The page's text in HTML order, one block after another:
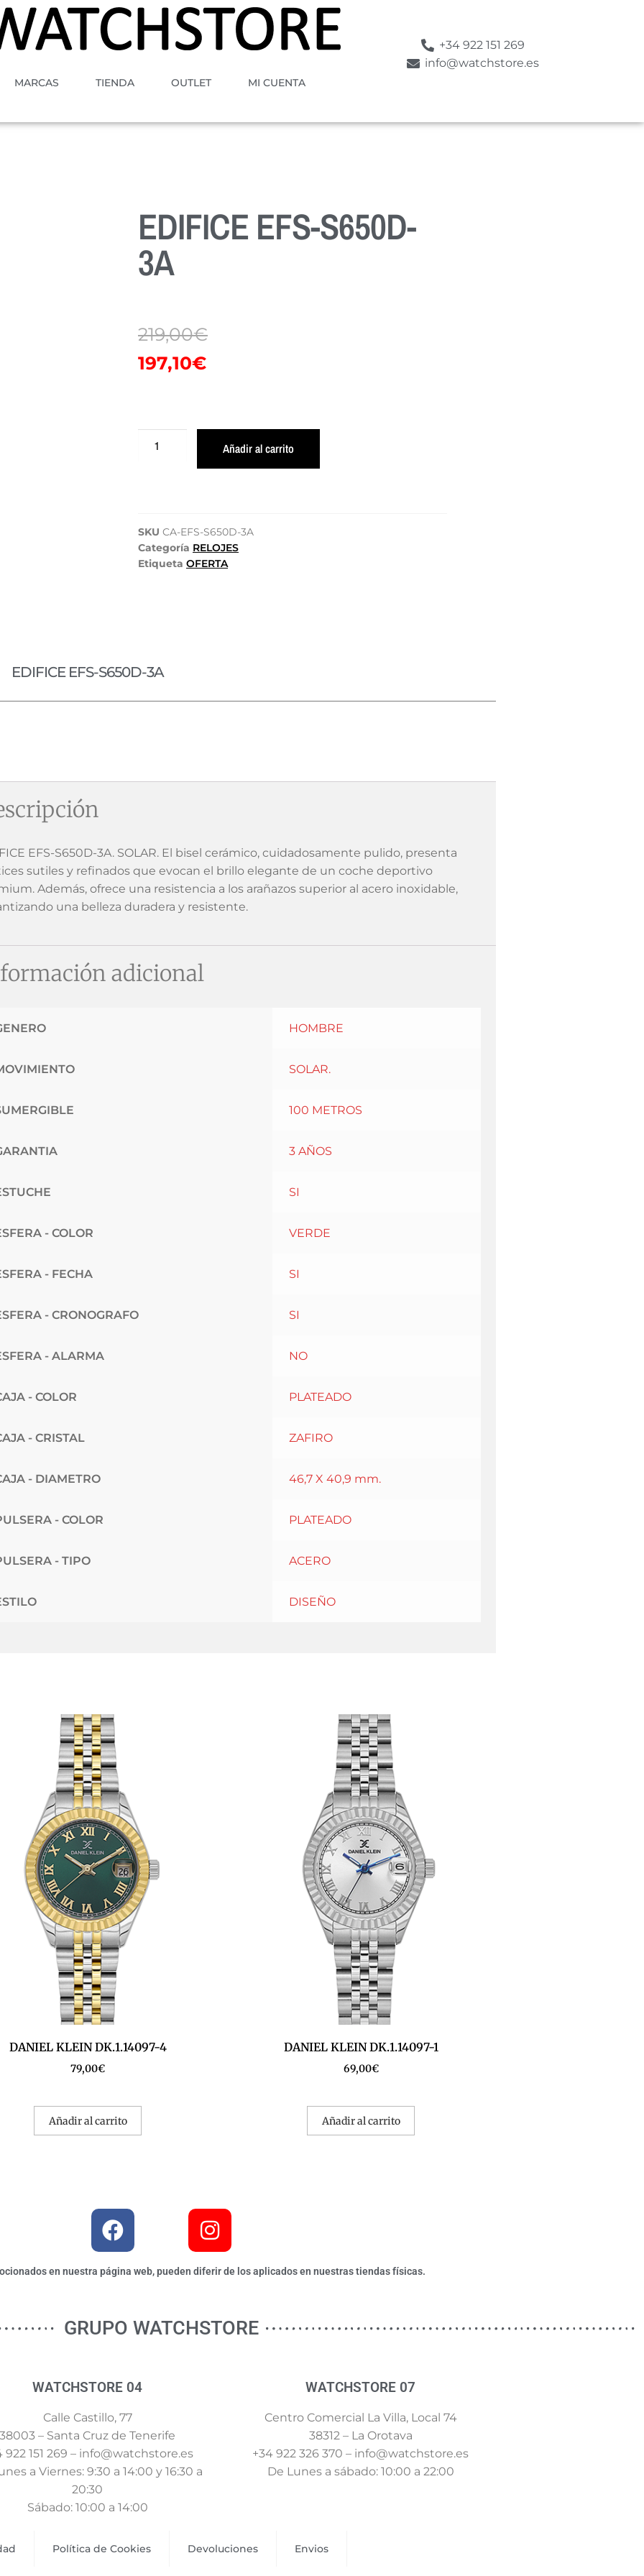
MARCAS TIENDA OUTLET MI CUENTA
+34 922 151 269
info@watchstore.es
EDIFICE EFS-S650D-
3A
219,00€
197,10€
Añadir al carrito
SKU CA-EFS-S650D-3A
Categoría RELOJES
Etiqueta OFERTA
EDIFICE EFS-S650D-3A
EFS-S650D-3A. SOLAR. El bisel cerámico, cuidadosamente pulido, presenta
sutiles y refinados que evocan el brillo elegante de un coche deportivo
Además, ofrece una resistencia a los arañazos superior al acero inoxidable,
una belleza duradera y resistente.
adicional
HOMBRE
SOLAR.
100 METROS
3 AÑOS
SI
- COLOR VERDE
- FECHA SI
- CRONOGRAFO SI
- ALARMA NO
- COLOR PLATEADO
- CRISTAL ZAFIRO
- DIAMETRO 46,7 X 40,9 mm.
- COLOR PLATEADO
- TIPO ACERO
DISEÑO
DANIEL KLEIN DK.1.14097-4
79,00€
Añadir al carrito
DANIEL KLEIN DK.1.14097-1
69,00€
Añadir al carrito
en nuestra página web, pueden diferir de los aplicados en nuestras tiendas físicas.
GRUPO WATCHSTORE
WATCHSTORE 04
Calle Castillo, 77
38003 – Santa Cruz de Tenerife
922 151 269 – info@watchstore.es
a Viernes: 9:30 a 14:00 y 16:30 a
20:30
Sábado: 10:00 a 14:00
WATCHSTORE 07
Centro Comercial La Villa, Local 74
38312 – La Orotava
+34 922 326 370 – info@watchstore.es
De Lunes a sábado: 10:00 a 22:00
Política de Cookies Devoluciones Envios